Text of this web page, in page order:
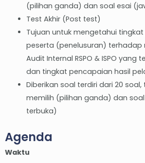
(pilihan ganda) dan soal esai
Test Akhir (Post test)
Tujuan untuk mengetahui
peserta (penelusuran) terhadap
Audit Internal RSPO & ISPO yang
dan tingkat pencapaian hasil
Diberikan soal terdiri dari 20 soal,
memilih (pilihan ganda) dan
terbuka)
Agenda
Waktu